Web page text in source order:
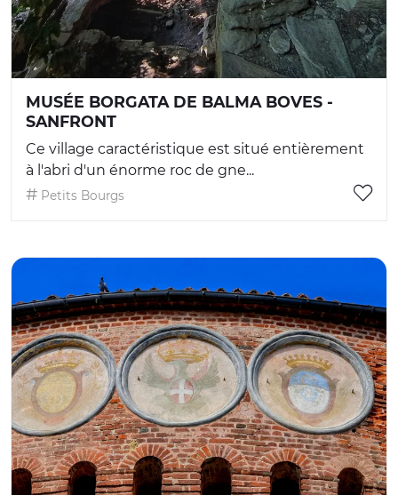
MUSÉE BORGATA DE BALMA BOVES -
SANFRONT
Ce village caractéristique est situé entièrement
à l'abri d'un énorme roc de gne...
Petits Bourgs